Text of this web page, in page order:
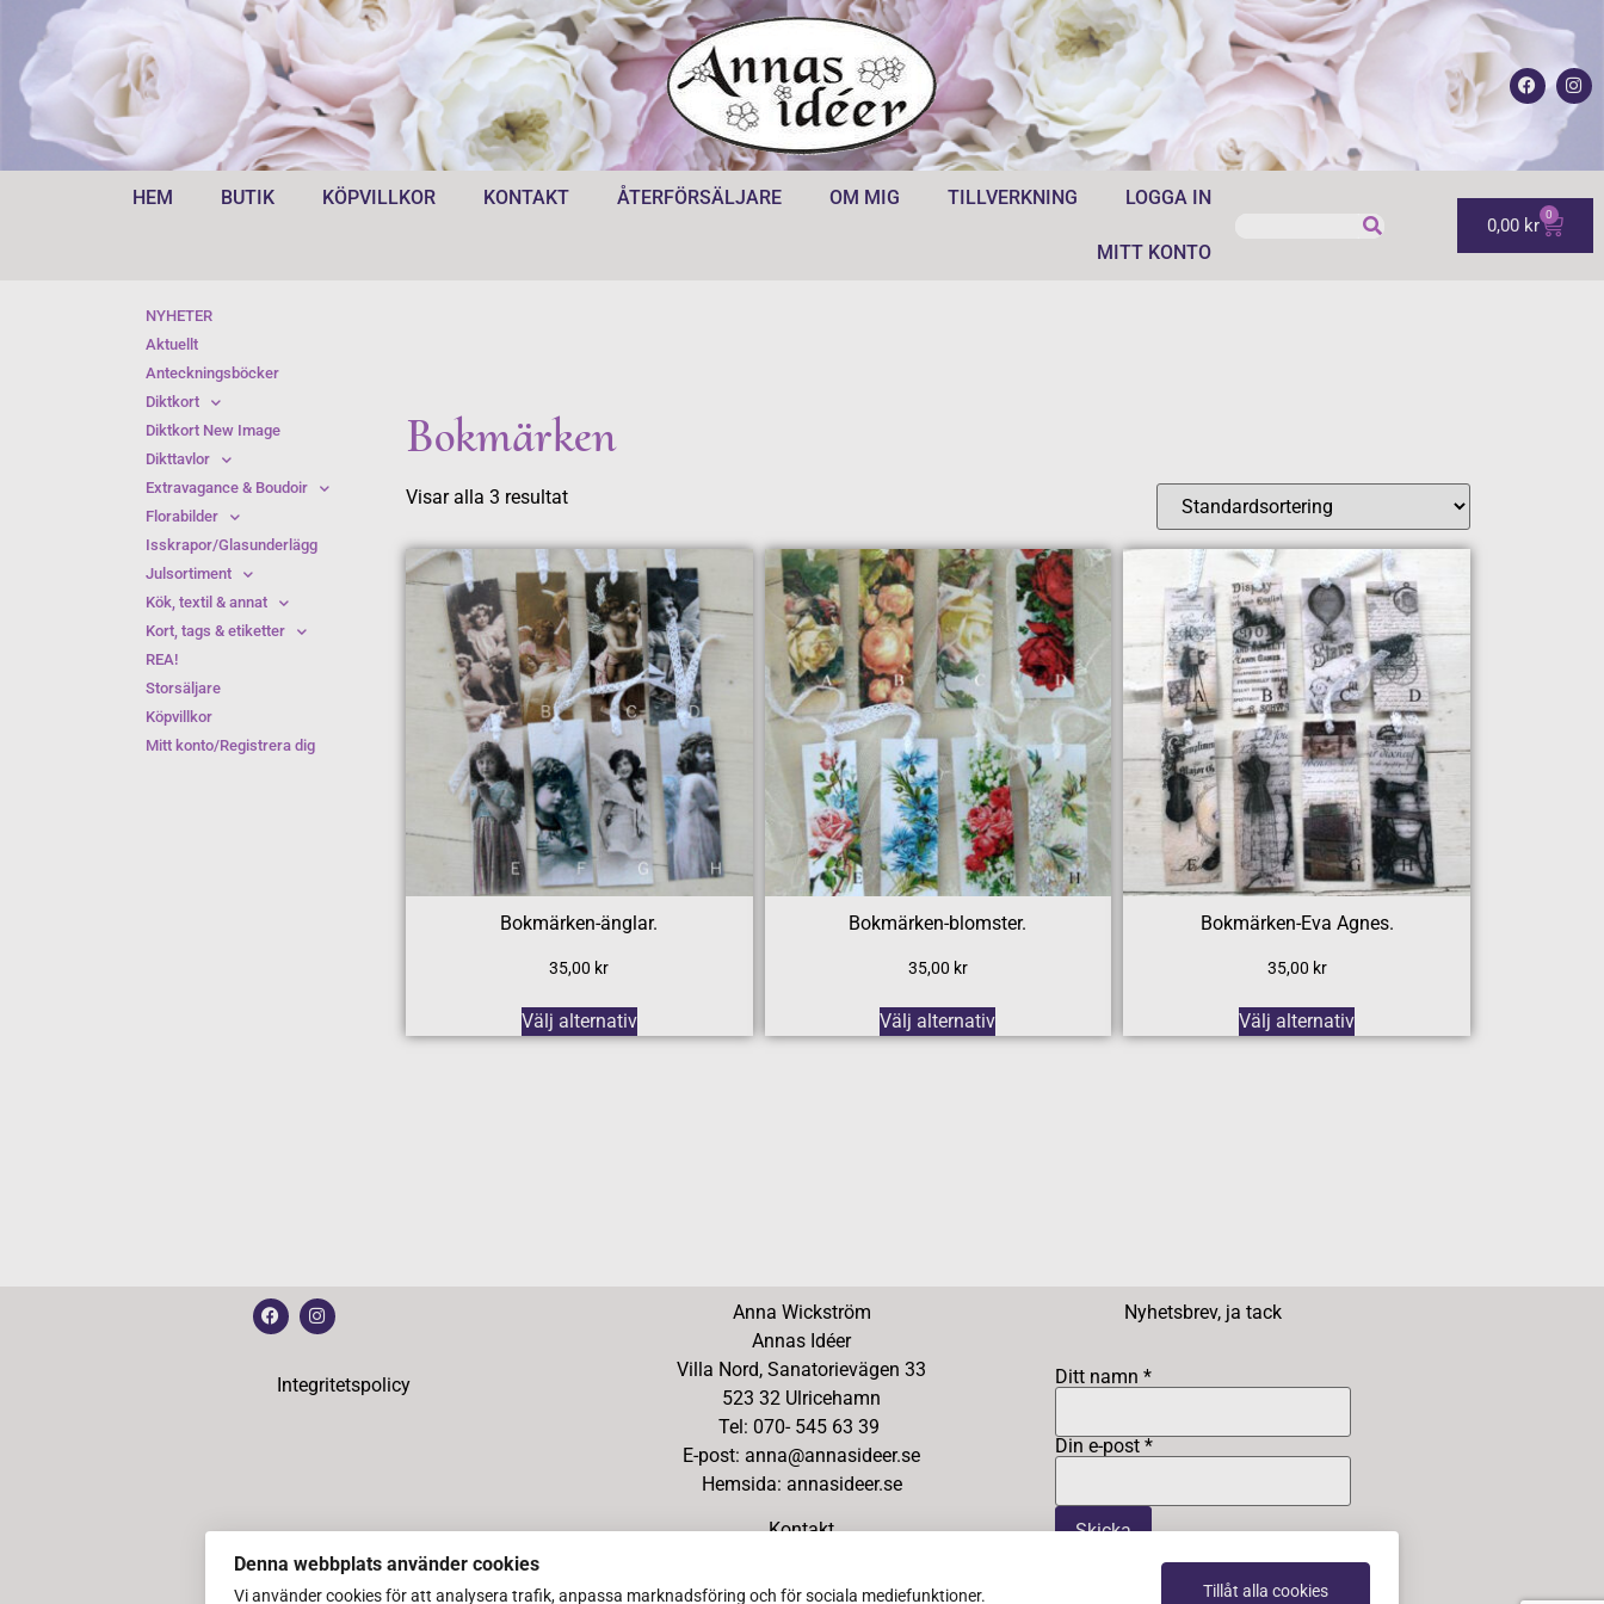
HEM BUTIK KÖPVILLKOR KONTAKT ÅTERFÖRSÄLJARE OM MIG TILLVERKNING LOGGA IN
MITT KONTO
0,00 kr 0
NYHETER
Aktuellt
Anteckningsböcker
Diktkort
Diktkort New Image
Dikttavlor
Extravagance & Boudoir
Florabilder
Isskrapor/Glasunderlägg
Julsortiment
Kök, textil & annat
Kort, tags & etiketter
REA!
Storsäljare
Köpvillkor
Mitt konto/Registrera dig
Bokmärken
Visar alla 3 resultat
Bokmärken-änglar.
35,00 kr
Välj alternativ
Bokmärken-blomster.
35,00 kr
Välj alternativ
Bokmärken-Eva Agnes.
35,00 kr
Välj alternativ
Integritetspolicy
Anna Wickström
Annas Idéer
Villa Nord, Sanatorievägen 33
523 32 Ulricehamn
Tel: 070- 545 63 39
E-post: anna@annasideer.se
Hemsida: annasideer.se
Kontakt
Copyright Ⓒ 2026 Annas Idéer – All Rights Reserved
Nyhetsbrev, ja tack
Ditt namn *
Din e-post *
Denna webbplats använder cookies
Vi använder cookies för att analysera trafik, anpassa marknadsföring och för sociala mediefunktioner. Tillåt alla cookies